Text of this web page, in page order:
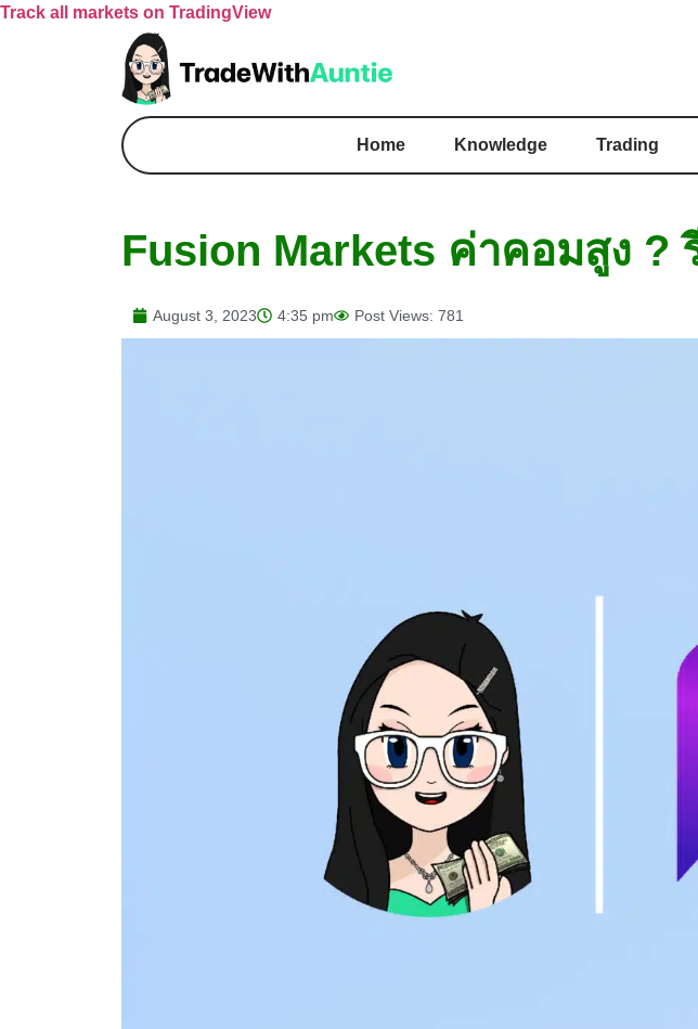
Track all markets on TradingView
Home Knowledge Trading
Fusion Markets ค่าคอมสูง ?
August 3, 2023 4:35 pm Post Views: 781